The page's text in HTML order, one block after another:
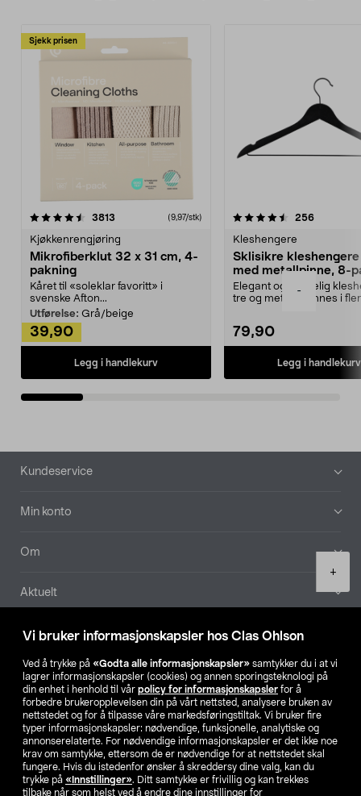
Vi bruker informasjonskapsler hos Clas Ohlson
Ved å trykke på «Godta alle informasjonskapsler» samtykker du i at vi
lagrer informasjonskapsler (cookies) og annen sporingsteknologi på
din enhet i henhold til vår policy for informasjonskapsler for å
forbedre brukeropplevelsen din på vårt nettsted, analysere bruken av
nettstedet og for å tilpasse våre markedsføringstiltak. Vi bruker fire
typer informasjonskapsler: nødvendige, funksjonelle, analytiske og
annonserelaterte. For nødvendige informasjonskapsler er det ikke noe
krav om samtykke, ettersom de er nødvendige for at nettstedet skal
fungere. Hvis du istedenfor ønsker å skreddersy dine valg, kan du
trykke på «Innstillinger». Ditt samtykke er frivillig og kan trekkes
tilbake når som helst ved å endre dine innstillinger for
-
+
Sjekk prisen
3813 anmeldelser(9,97/stk)
Kjøkkenrengjøring
Mikrofiberklut 32 x 31 cm, 4-
pakning
Kåret til «soleklar favoritt» i
svenske Afton...
Utførelse: Grå/beige
39,90
Legg i handlekurv
4.5av 5 stjerner 256
Kleshengere
Sklisikre
med metallpinne, 8-
Elegant og skikkelig
tre og metall – finnes i
79,90
Legg i handlekurv
4.5av 5 stjerner
Bunntekst
Kundeservice
Min konto
Om
Aktuelt
Våre selskaper
Finn din butikk
SE NO FI